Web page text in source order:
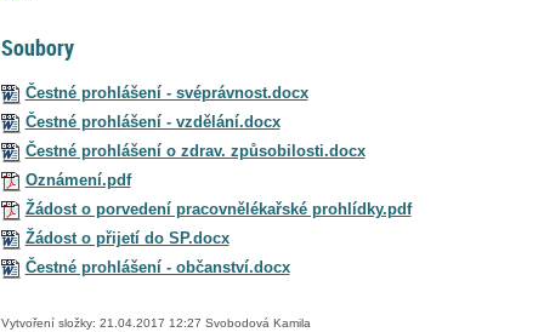
Soubory
Čestné prohlášení - svéprávnost.docx
Čestné prohlášení - vzdělání.docx
Čestné prohlášení o zdrav. způsobilosti.docx
Oznámení.pdf
Žádost o porvedení pracovnělékařské prohlídky.pdf
Žádost o přijetí do SP.docx
Čestné prohlášení - občanství.docx
Vytvoření složky: 21.04.2017 12:27 Svobodová Kamila